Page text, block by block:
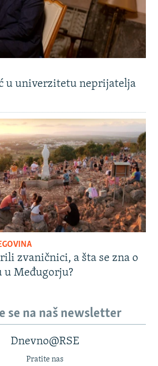
u univerzitetu neprijatelja
zvaničnici, a šta se zna o
u Međugorju?
se na naš newsletter
Dnevno@RSE
Pratite nas